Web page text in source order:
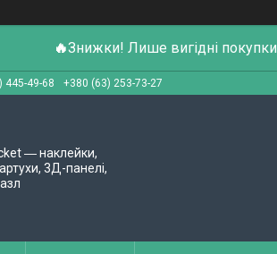
🔥Знижки! Лише вигідні покупки
445-49-68 +380 (63) 253-73-27
― наклейки,
3Д-панелі,